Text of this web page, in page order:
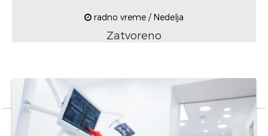
radno vreme / Nedelja
Zatvoreno